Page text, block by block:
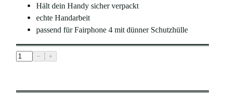
Hält dein Handy sicher verpackt
echte Handarbeit
passend für Fairphone 4 mit dünner Schutzhülle
H
d
− +